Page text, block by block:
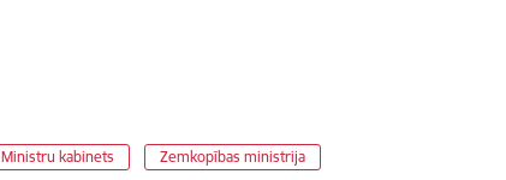
Ministru kabinets Zemkopības ministrija